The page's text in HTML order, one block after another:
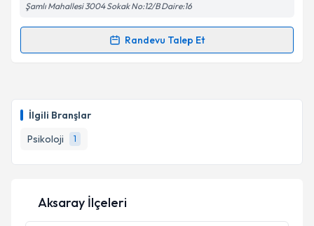
İlgili Branşlar
Psikoloji
1
Şamlı Mahallesi 3004 Sokak No:12/B Daire:16
Randevu Talep Et
Randevu Takvimi Talebi
takvim hazırlandığında e-posta ile bilgilendireceğiz.
E-posta Adresiniz
Kişisel verilerimin işlenmesine ilişkinAydınlatma
Aksaray İlçeleri